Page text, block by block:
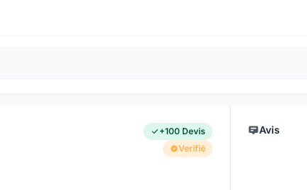
+100 Devis
Verifié
Avis